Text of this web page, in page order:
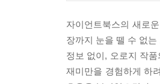
자이언트북스의 새로
장까지 눈을 뗄 수 없
정보 없이, 오로지 작
재미만을 경험하게 하